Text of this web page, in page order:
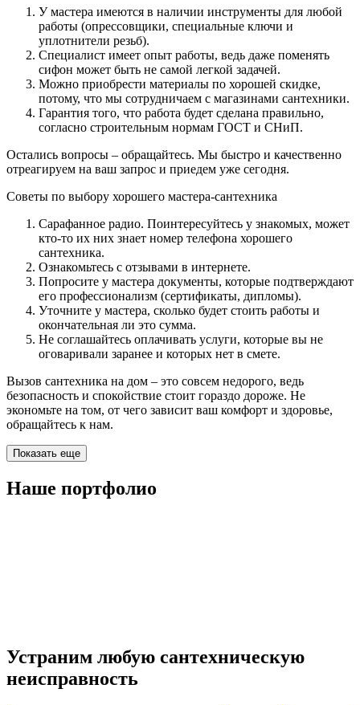
У мастера имеются в наличии инструменты для любой
работы (опрессовщики, специальные ключи и
уплотнители резьб).
Специалист имеет опыт работы, ведь даже поменять
сифон может быть не самой легкой задачей.
Можно приобрести материалы по хорошей скидке,
потому, что мы сотрудничаем с магазинами сантехники.
Гарантия того, что работа будет сделана правильно,
согласно строительным нормам ГОСТ и СНиП.
Остались вопросы – обращайтесь. Мы быстро и качественно
отреагируем на ваш запрос и приедем уже сегодня.
Советы по выбору хорошего мастера-сантехника
Сарафанное радио. Поинтересуйтесь у знакомых, может
кто-то их них знает номер телефона хорошего
сантехника.
Ознакомьтесь с отзывами в интернете.
Попросите у мастера документы, которые подтверждают
его профессионализм (сертификаты, дипломы).
Уточните у мастера, сколько будет стоить работы и
окончательная ли это сумма.
Не соглашайтесь оплачивать услуги, которые вы не
оговаривали заранее и которых нет в смете.
Вызов сантехника на дом – это совсем недорого, ведь
безопасность и спокойствие стоит гораздо дороже. Не
экономьте на том, от чего зависит ваш комфорт и здоровье,
обращайтесь к нам.
Показать еще
Наше портфолио
Устраним любую сантехническую
неисправность